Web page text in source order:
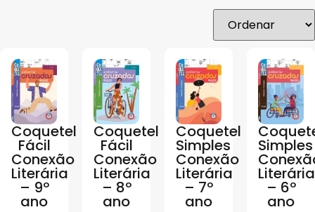
Coquetel
Fácil
Conexão
Literária
– 9º
ano
Coquetel
Fácil
Conexão
Literária
– 8º
ano
Coquetel
Simples
Conexão
Literária
– 7º
ano
Simples
Literária
– 6º
ano